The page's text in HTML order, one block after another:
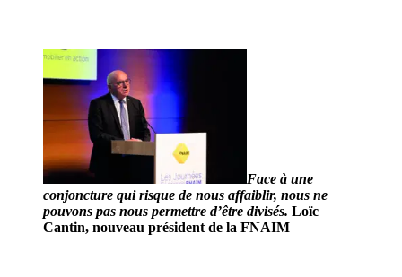
Face à une
conjoncture qui risque de nous affaiblir, nous ne
pouvons pas nous permettre d’être divisés. Loïc
Cantin, nouveau président de la FNAIM